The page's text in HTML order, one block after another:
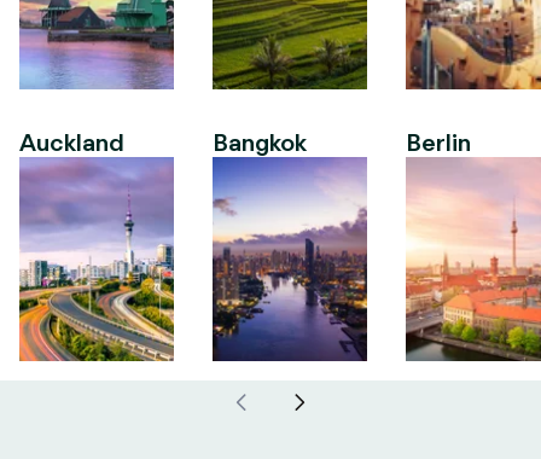
Auckland Bangkok Berlin